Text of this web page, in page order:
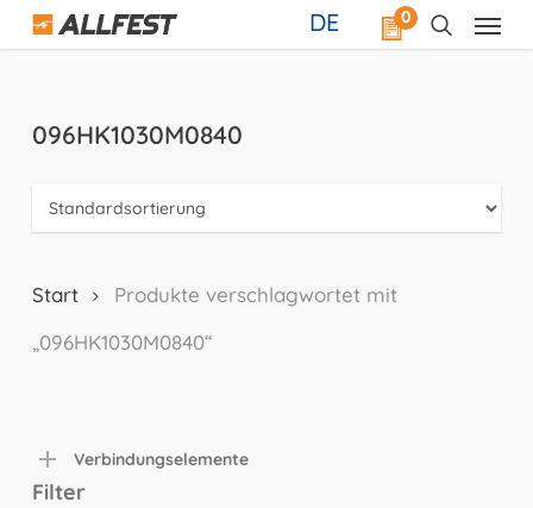
Skip
0
DE
096HK1030M0840
Start
Produkte verschlagwortet mit
„096HK1030M0840“
Verbindungselemente
Filter